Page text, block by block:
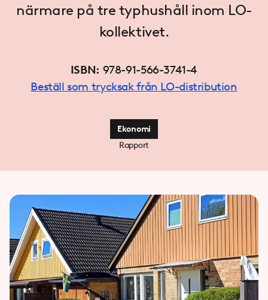
närmare på tre typhushåll inom LO-
kollektivet.
ISBN: 978-91-566-3741-4
Beställ som trycksak från LO-distribution
Ekonomi
Rapport